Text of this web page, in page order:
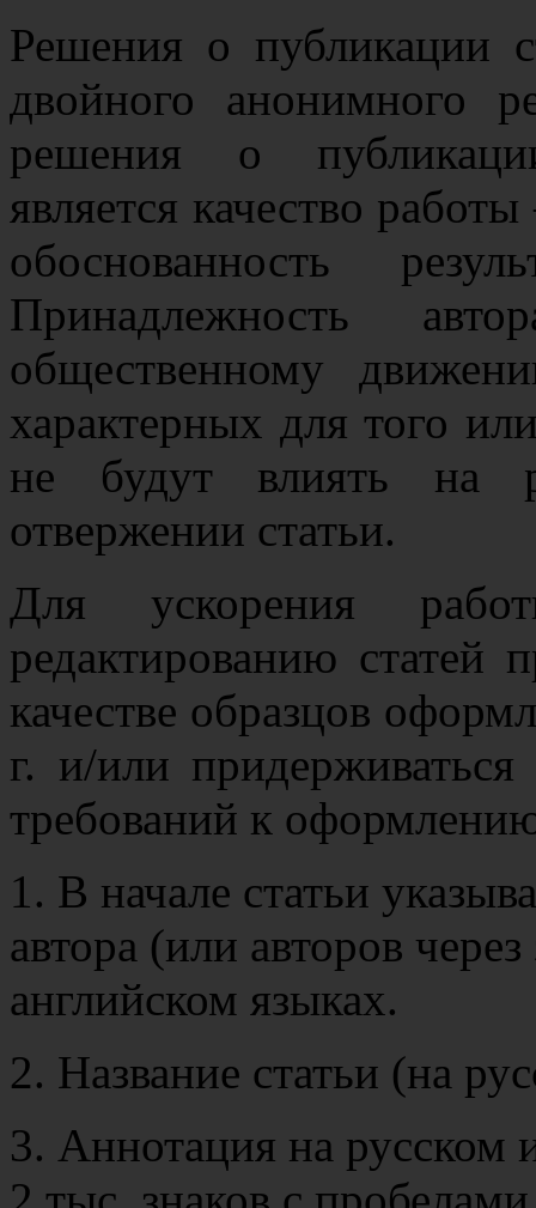
Решения о публикации
двойного анонимного
решения о
является качество
обоснованность
Принадлежность
общественному
характерных для того
не будут влиять на
отвержении статьи.
Для ускорения
редактированию статей
качестве образцов
г. и/или
требований к
1. В начале статьи
автора (или авторов
английском языках.
2. Название статьи (на
3. Аннотация на русском